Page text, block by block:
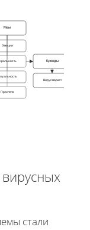
Мем
Эмоции
Простота
Бренды
Вирусмаркет
стали